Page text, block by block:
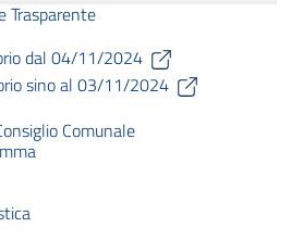
Trasparente
dal 04/11/2024
sino al 03/11/2024
Comunale